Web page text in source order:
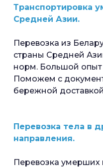
Транспортировка
Средней Азии.
Перевозка из
страны Средней
норм. Большой опыт
Поможем с
бережной
Перевозка тела в
направления.
Перевозка